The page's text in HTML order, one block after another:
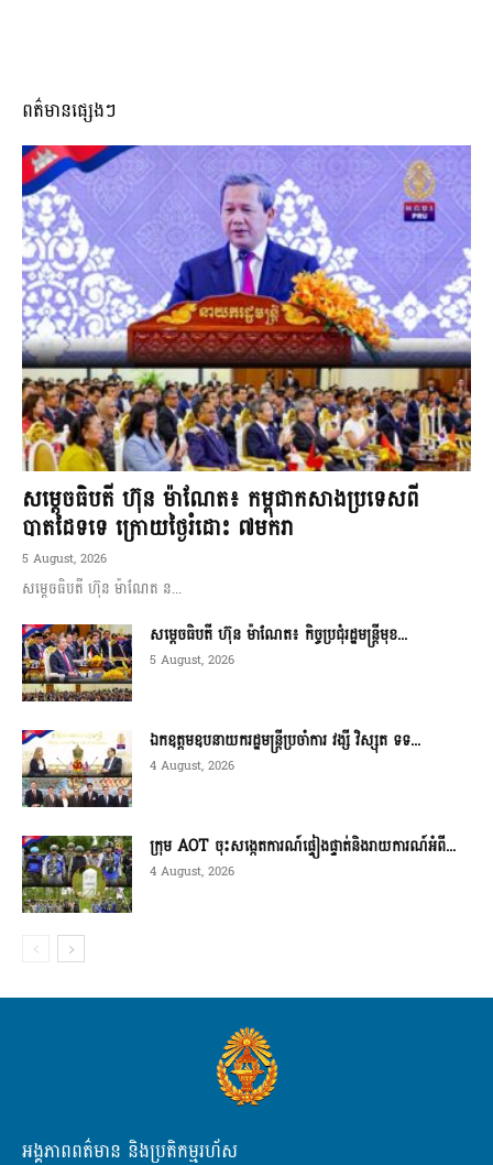
ពត៌មានផ្សេងៗ
សម្ដេចធិបតី ហ៊ុន ម៉ាណែត៖ កម្ពុជាកសាងប្រទេសពី
បាតដៃទទេ ក្រោយថ្ងៃរំដោះ ៧មករា
5 August, 2026
សម្ដេចធិបតី ហ៊ុន ម៉ាណែត ន...
សម្ដេចធិបតី ហ៊ុន ម៉ាណែត៖ កិច្ចប្រជុំរដ្ឋមន្ត្រីមុខ...
5 August, 2026
ឯកឧត្តមឧបនាយករដ្ឋមន្ត្រីប្រចាំការ វង្សី វិស្សុត ទទ...
4 August, 2026
ក្រុម AOT ចុះសង្កេតការណ៍ផ្ទៀងផ្ទាត់និងរាយការណ៍អំពី...
4 August, 2026
អង្គភាពពត៌មាន និងប្រតិកម្មរហ័ស